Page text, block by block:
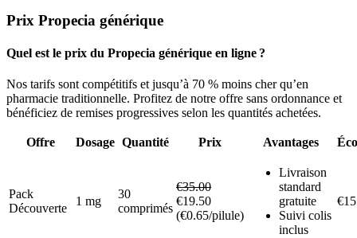
Prix Propecia générique
Quel est le prix du Propecia générique en ligne ?
Nos tarifs sont compétitifs et jusqu’à 70 % moins cher qu’en
pharmacie traditionnelle. Profitez de notre offre sans ordonnance et
bénéficiez de remises progressives selon les quantités achetées.
Offre Dosage Quantité Prix Avantages
Pack
Découverte
1 mg
30
comprimés
€35.00
€19.50
(€0.65/pilule)
Livraison
standard
gratuite
Suivi colis
inclus